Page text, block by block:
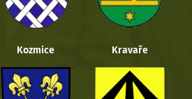
Kozmice Kravaře